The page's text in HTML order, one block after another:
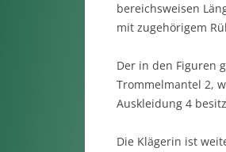
bereichsweisen
mit zugehörigem
Der in den Figuren
Trommelmantel 2,
Auskleidung 4
Die Klägerin ist